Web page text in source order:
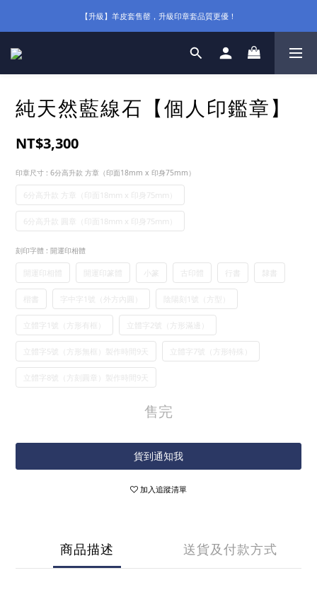
【升級】羊皮套售罄，升級印章套品質更優！
純天然藍線石【個人印鑑章】
NT$3,300
印章尺寸 : 6分高升款 方章（印面18mm x 印身75mm）
6分高升款 方章（印面18mm x 印身75mm）
6分高升款 圓章（印面18mm x 印身75mm）
刻印字體 : 開運印相體
開運印相體 開運印篆體 小篆 古印體 隸書
楷書 字中字1號（外方內圓） 陰陽刻1號（方型）
立體字1號（方形有框） 立體字2號（方形滿邊）
立體字5號（方形無框）製作時間9天 立體字7號（方形特殊）
立體字8號（方刻圓章）製作時間9天
售完
貨到通知我
加入追蹤清單
商品描述 送貨及付款方式